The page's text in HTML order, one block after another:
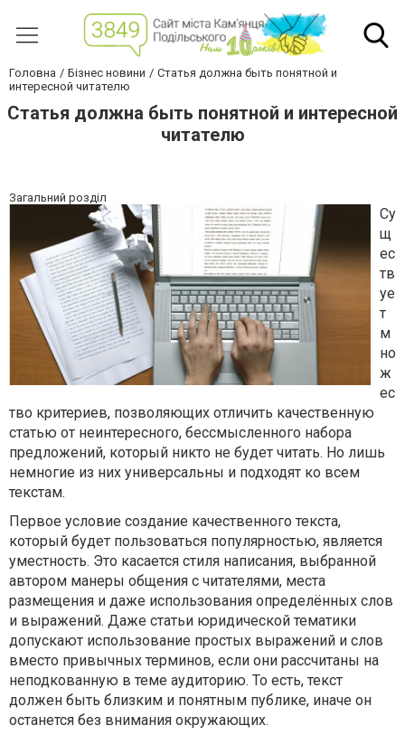
Головна Бізнес новини
Статья должна быть понятной и
интересной читателю
Статья должна быть понятной и интересной
читателю
Загальний розділ
Су
щ
ес
тв
уе
т
м
но
ж
ес
тво критериев, позволяющих отличить качественную
статью от неинтересного, бессмысленного набора
предложений, который никто не будет читать. Но лишь
немногие из них универсальны и подходят ко всем
текстам.
Первое условие создание качественного текста,
который будет пользоваться популярностью, является
уместность. Это касается стиля написания, выбранной
автором манеры общения с читателями, места
размещения и даже использования определённых слов
и выражений. Даже статьи юридической тематики
допускают использование простых выражений и слов
вместо привычных терминов, если они рассчитаны на
неподкованную в теме аудиторию. То есть, текст
должен быть близким и понятным публике, иначе он
останется без внимания окружающих.